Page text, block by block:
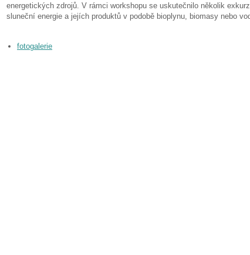
energetických zdrojů. V rámci workshopu se uskutečnilo několik
sluneční energie a jejích produktů v podobě bioplynu, biomasy nebo
fotogalerie